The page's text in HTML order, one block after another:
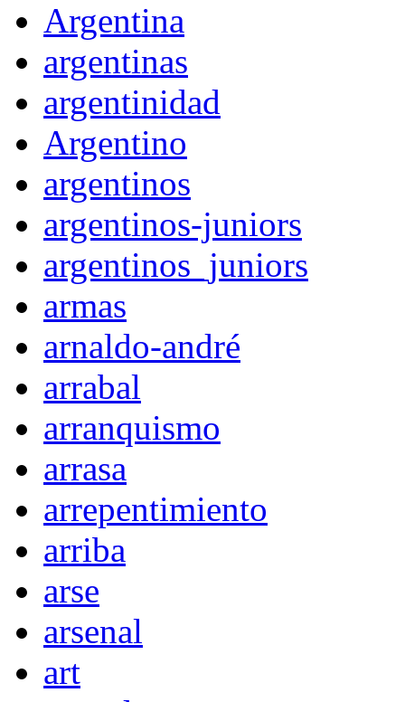
Argentina
argentinas
argentinidad
Argentino
argentinos
argentinos-juniors
argentinos_juniors
armas
arnaldo-andré
arrabal
arranquismo
arrasa
arrepentimiento
arriba
arse
arsenal
art